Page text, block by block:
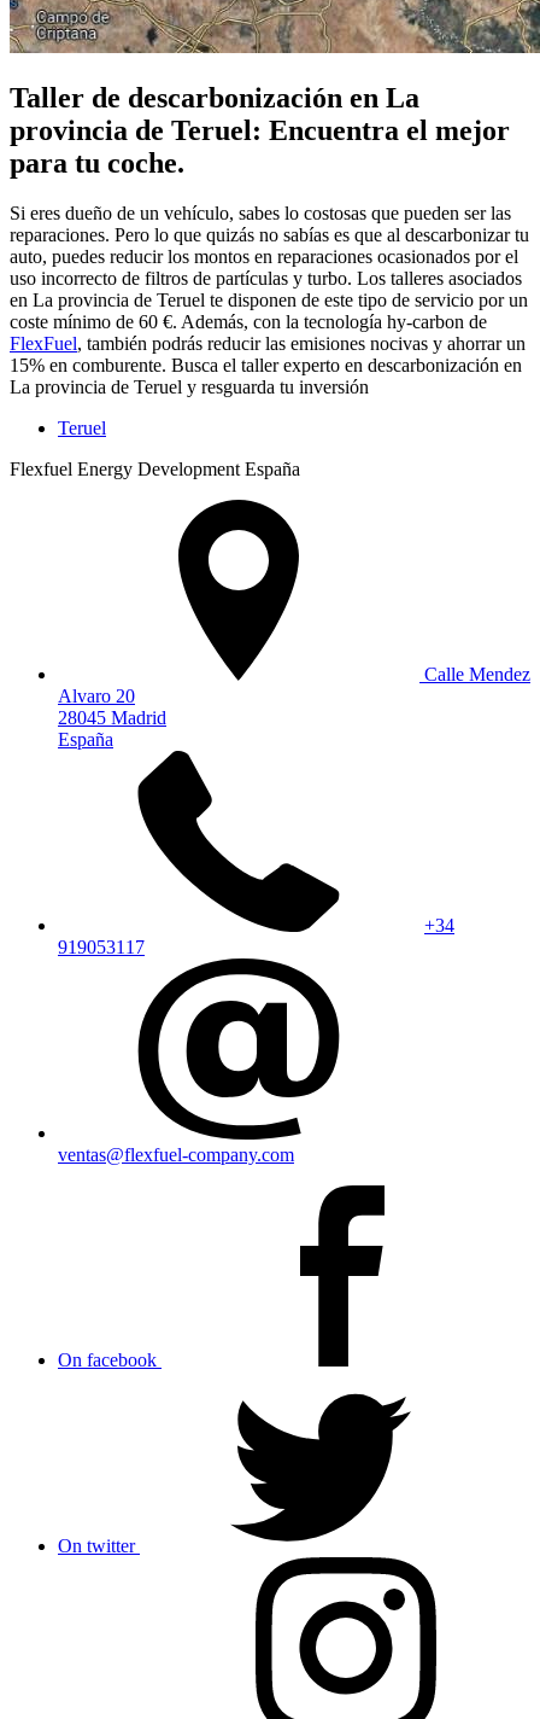
Taller de descarbonización en La
provincia de Teruel: Encuentra el mejor
para tu coche.
Si eres dueño de un vehículo, sabes lo costosas que pueden ser las
reparaciones. Pero lo que quizás no sabías es que al descarbonizar tu
auto, puedes reducir los montos en reparaciones ocasionados por el
uso incorrecto de filtros de partículas y turbo. Los talleres asociados
en La provincia de Teruel te disponen de este tipo de servicio por un
coste mínimo de 60 €. Además, con la tecnología hy-carbon de
FlexFuel, también podrás reducir las emisiones nocivas y ahorrar un
15% en comburente. Busca el taller experto en descarbonización en
La provincia de Teruel y resguarda tu inversión
Teruel
Flexfuel Energy Development España
Calle Mendez
Alvaro 20
28045 Madrid
España
+34
919053117
ventas@flexfuel-company.com
On facebook
On twitter